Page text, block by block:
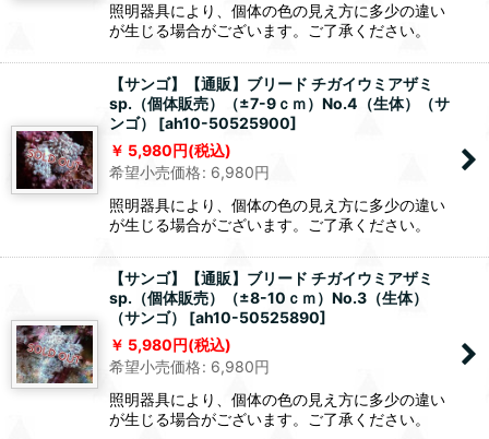
照明器具により、個体の色の見え方に多少の違い
が生じる場合がございます。ご了承ください。
【サンゴ】【通販】ブリード チガイウミアザミ
sp.（個体販売）（±7-9ｃｍ）No.4（生体）（サ
ンゴ）
[ah10-50525900]
5,980円(税込)
希望小売価格: 6,980円
照明器具により、個体の色の見え方に多少の違い
が生じる場合がございます。ご了承ください。
【サンゴ】【通販】ブリード チガイウミアザミ
sp.（個体販売）（±8-10ｃｍ）No.3（生体）
（サンゴ）
[ah10-50525890]
5,980円(税込)
希望小売価格: 6,980円
照明器具により、個体の色の見え方に多少の違い
が生じる場合がございます。ご了承ください。